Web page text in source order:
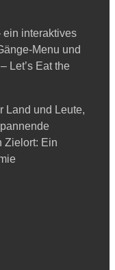
ein interaktives
Menu und
Let’s Eat the
Land und Leute,
Zielort: Ein